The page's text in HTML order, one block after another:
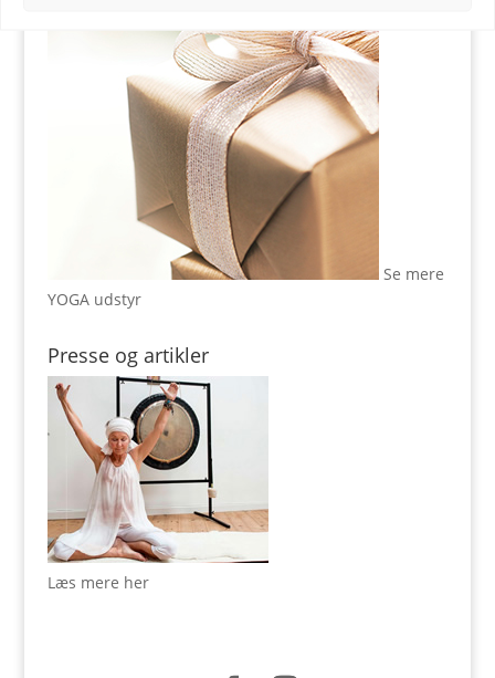
Se mere
YOGA udstyr
Presse og artikler
Læs mere her